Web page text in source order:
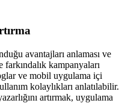
avantajları anlaması ve
kampanyaları
ve mobil uygulama içi
kolaylıkları anlatılabilir.
artırmak, uygulama